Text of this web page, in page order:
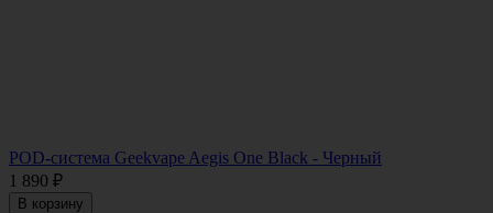
POD-система Geekvape Aegis One Black - Черный
1 890 ₽
В корзину